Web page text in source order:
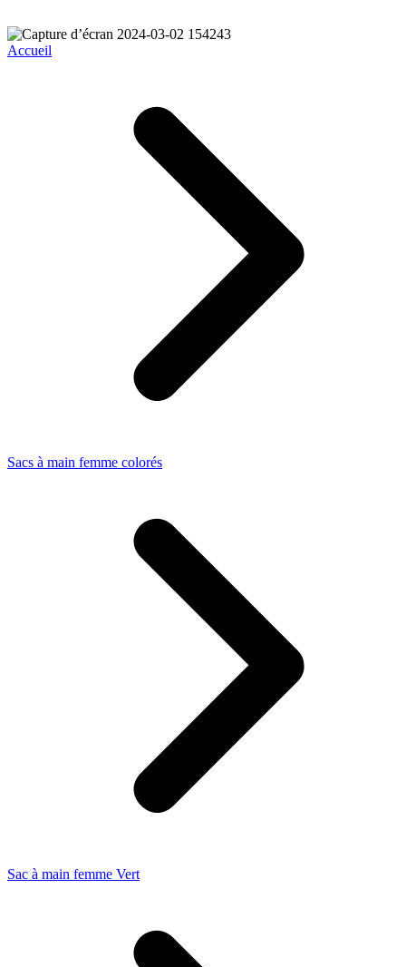
Accueil
Sacs à main femme colorés
Sac à main femme Vert